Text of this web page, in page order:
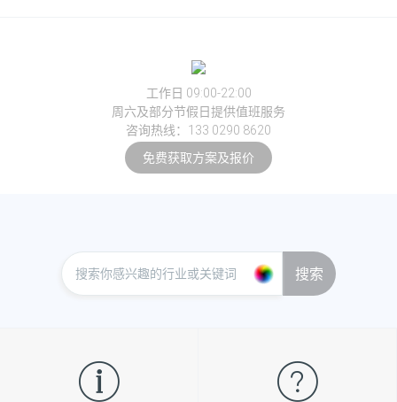
工作日 09:00-22:00
周六及部分节假日提供值班服务
咨询热线：133 0290 8620
免费获取方案及报价
搜索